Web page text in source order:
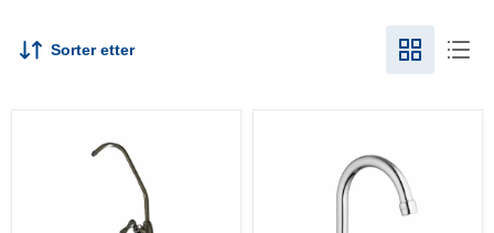
Sorter etter
Drikkevannskran
Drikkevannskran